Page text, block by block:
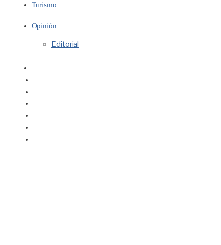
Turismo
Opinión
Editorial